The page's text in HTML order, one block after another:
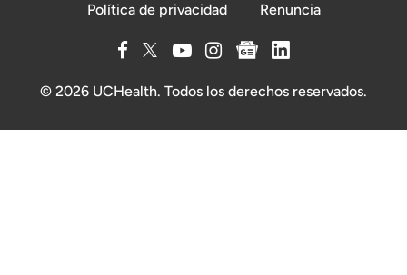
Política de privacidad Renuncia
© 2026 UCHealth. Todos los derechos reservados.